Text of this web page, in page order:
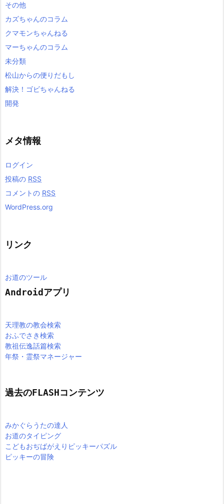
その他
カズちゃんのコラム
クマモンちゃんねる
マーちゃんのコラム
未分類
松山からの便りだもし
解決！ゴビちゃんねる
開発
メタ情報
ログイン
投稿の RSS
コメントの RSS
WordPress.org
リンク
お道のツール
Androidアプリ
天理教の教会検索
おふでさき検索
教祖伝逸話篇検索
年祭・霊祭マネージャー
過去のFLASHコンテンツ
みかぐらうたの達人
お道のタイピング
こどもおぢばがえりピッキーパズル
ピッキーの冒険